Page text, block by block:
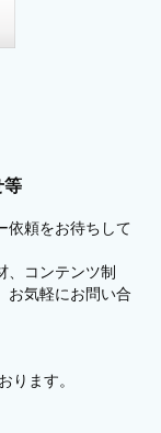
等
依頼をお待ちして
、コンテンツ制
お気軽にお問い合
ります。